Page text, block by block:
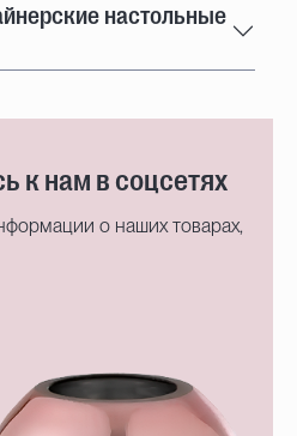
настольные
к нам в соцсетях
о наших товарах,